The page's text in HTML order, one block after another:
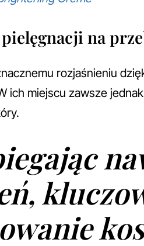
na
rozjaśnieniu
ich miejscu zawsze